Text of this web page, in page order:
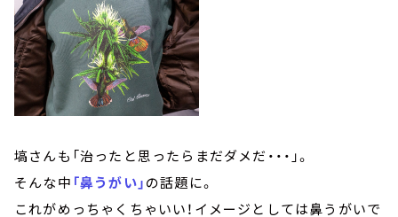
塙さんも「治ったと思ったらまだダメだ・・・」。
そんな中 「鼻うがい」の話題に。
これがめっちゃくちゃいい！イメージとしては鼻うがいで